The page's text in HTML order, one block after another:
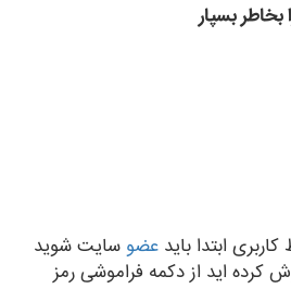
بسپار
ابتدا باید عضوسایت شوید
کرده اید از دکمه فراموشی رمز